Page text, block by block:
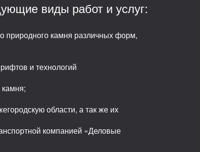
виды работ и услуг:
природного камня различных форм,
и технологий
камня;
области, а так же их
компанией «Деловые